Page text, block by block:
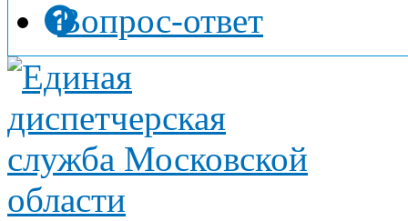
Вопрос-ответ